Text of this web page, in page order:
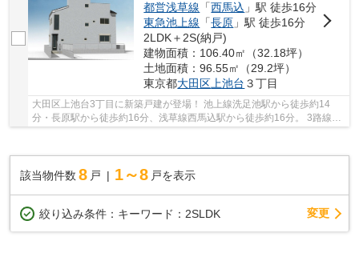
都営浅草線 「西馬込 」駅 徒歩16分
東急池上線 「長原 」駅 徒歩16分
2LDK＋2S(納戸)
建物面積：106.40㎡（32.18坪）
土地面積：96.55㎡（29.2坪）
東京都大田区 上池台 ３丁目
大田区上池台3丁目に新築戸建が登場！ 池上線洗足池駅から徒歩約14
分・長原駅から徒歩約16分、浅草線西馬込駅から徒歩約16分。 3路線3
該当物件数 8 戸 1～8 戸を表示
絞り込み条件： キーワード：2SLDK 変更